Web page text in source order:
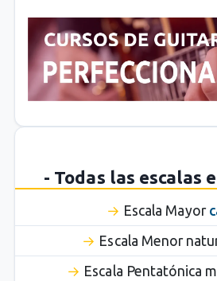
- Todas las escalas
Escala Mayor
Escala Menor
Escala Pentatónica